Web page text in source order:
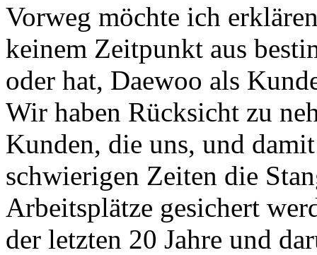
Vorweg möchte ich
keinem Zeitpunkt aus
oder hat, Daewoo als
Wir haben Rücksicht zu
Kunden, die uns, und
schwierigen Zeiten die
Arbeitsplätze gesichert
der letzten 20 Jahre und